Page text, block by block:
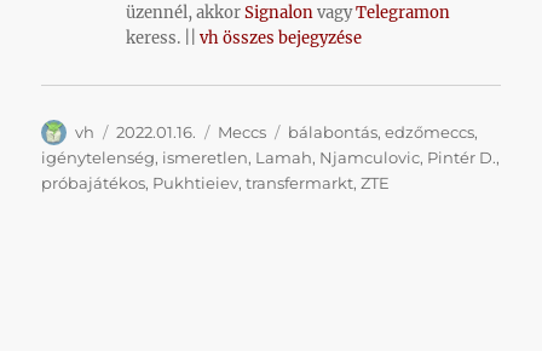
üzennél, akkorSignalonvagyTelegramon
keress. ||vh összes bejegyzése
Szerző
vh Közzétéve
2022.01.16. Kategória
Meccs Címke
bálabontás,edzőmeccs,
igénytelenség, ismeretlen, Lamah, Njamculovic, Pintér D.,
próbajátékos, Pukhtieiev,transfermarkt,ZTE